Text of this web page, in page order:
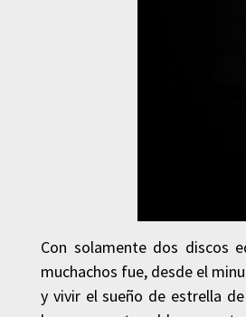
Con solamente dos discos
muchachos fue, desde el
y vivir el sueño de estrella